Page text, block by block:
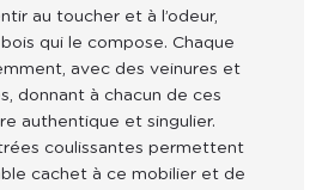
qui le compose. Chaque
avec des veinures et
donnant à chacun de ces
authentique et singulier.
cachet à ce mobilier et de